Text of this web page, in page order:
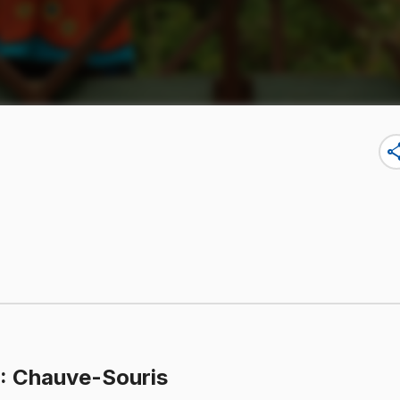
: Chauve-Souris.